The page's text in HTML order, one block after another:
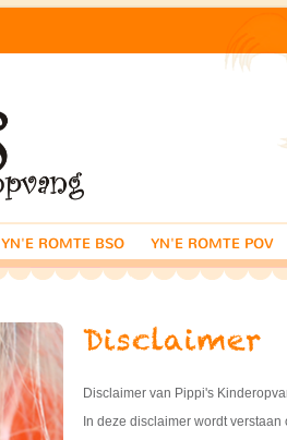
YN'E ROMTE BSO YN'E ROMTE POV
Disclaimer van Pippi's
In deze disclaimer wordt verstaan